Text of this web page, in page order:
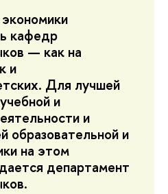
кафедр
— как на
и
Для лучшей
и
и
образовательной и
на этом
департамент